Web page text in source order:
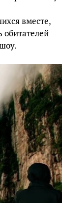
вместе,
обитателей